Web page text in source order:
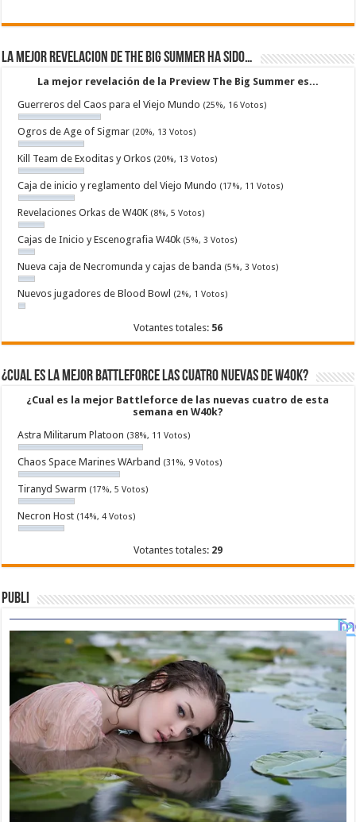
La mejor revelacion de The Big Summer ha sido…
La mejor revelación de la Preview The Big Summer es...
Guerreros del Caos para el Viejo Mundo (25%, 16 Votos)
Ogros de Age of Sigmar (20%, 13 Votos)
Kill Team de Exoditas y Orkos (20%, 13 Votos)
Caja de inicio y reglamento del Viejo Mundo (17%, 11 Votos)
Revelaciones Orkas de W40K (8%, 5 Votos)
Cajas de Inicio y Escenografia W40k (5%, 3 Votos)
Nueva caja de Necromunda y cajas de banda (5%, 3 Votos)
Nuevos jugadores de Blood Bowl (2%, 1 Votos)
Votantes totales: 56
¿Cual es la mejor Battleforce las cuatro nuevas de W40k?
¿Cual es la mejor Battleforce de las nuevas cuatro de esta
semana en W40k?
Astra Militarum Platoon (38%, 11 Votos)
Chaos Space Marines WArband (31%, 9 Votos)
Tiranyd Swarm (17%, 5 Votos)
Necron Host (14%, 4 Votos)
Votantes totales: 29
Publi